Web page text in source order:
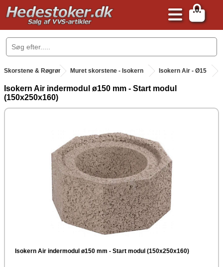
0
.
Skorstene & Røgrør . Muret skorstene - Isokern Isokern Air - Ø15
Isokern Air indermodul ø150 mm - Start modul
(150x250x160)
Isokern Air indermodul ø150 mm - Start modul (150x250x160)